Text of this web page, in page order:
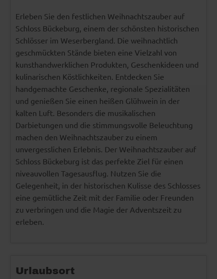
Erleben Sie den festlichen Weihnachtszauber auf
Schloss Bückeburg, einem der schönsten historischen
Schlösser im Weserbergland. Die weihnachtlich
geschmückten Stände bieten eine Vielzahl von
kunsthandwerklichen Produkten, Geschenkideen und
kulinarischen Köstlichkeiten. Entdecken Sie
handgemachte Geschenke, regionale Spezialitäten
und genießen Sie einen heißen Glühwein in der
kalten Luft. Besonders die musikalischen
Darbietungen und die stimmungsvolle Beleuchtung
machen den Weihnachtszauber zu einem
unvergesslichen Erlebnis. Der Weihnachtszauber auf
Schloss Bückeburg ist das perfekte Ziel für einen
niveauvollen Tagesausflug. Nutzen Sie die
Gelegenheit, in der historischen Kulisse des Schlosses
eine gemütliche Zeit mit der Familie oder Freunden
zu verbringen und die Magie der Adventszeit zu
erleben.
Urlaubsort